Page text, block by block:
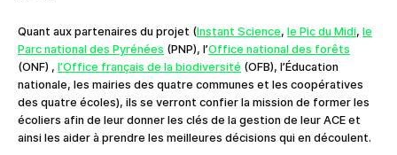
Quant aux partenaires du projet (Instant Science, le Pic du Midi, le
Parc national des Pyrénées (PNP), l’Office national des forêts
(ONF) , l’Office français de la biodiversité (OFB), l’Éducation
nationale, les mairies des quatre communes et les coopératives
des quatre écoles), ils se verront confier la mission de former les
écoliers afin de leur donner les clés de la gestion de leur ACE et
ainsi les aider à prendre les meilleures décisions qui en découlent.